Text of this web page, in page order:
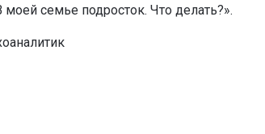
семье подросток. Что делать?».